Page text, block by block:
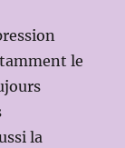
le
la